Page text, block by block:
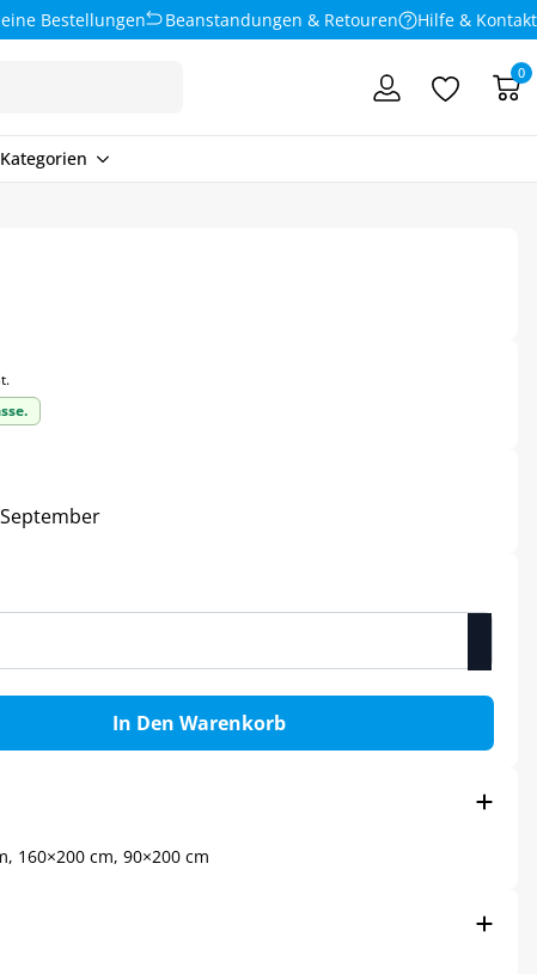
Bestellungen Beanstandungen & Retouren Hilfe & Kontakt
0
In Den Warenkorb
160×200 cm, 90×200 cm